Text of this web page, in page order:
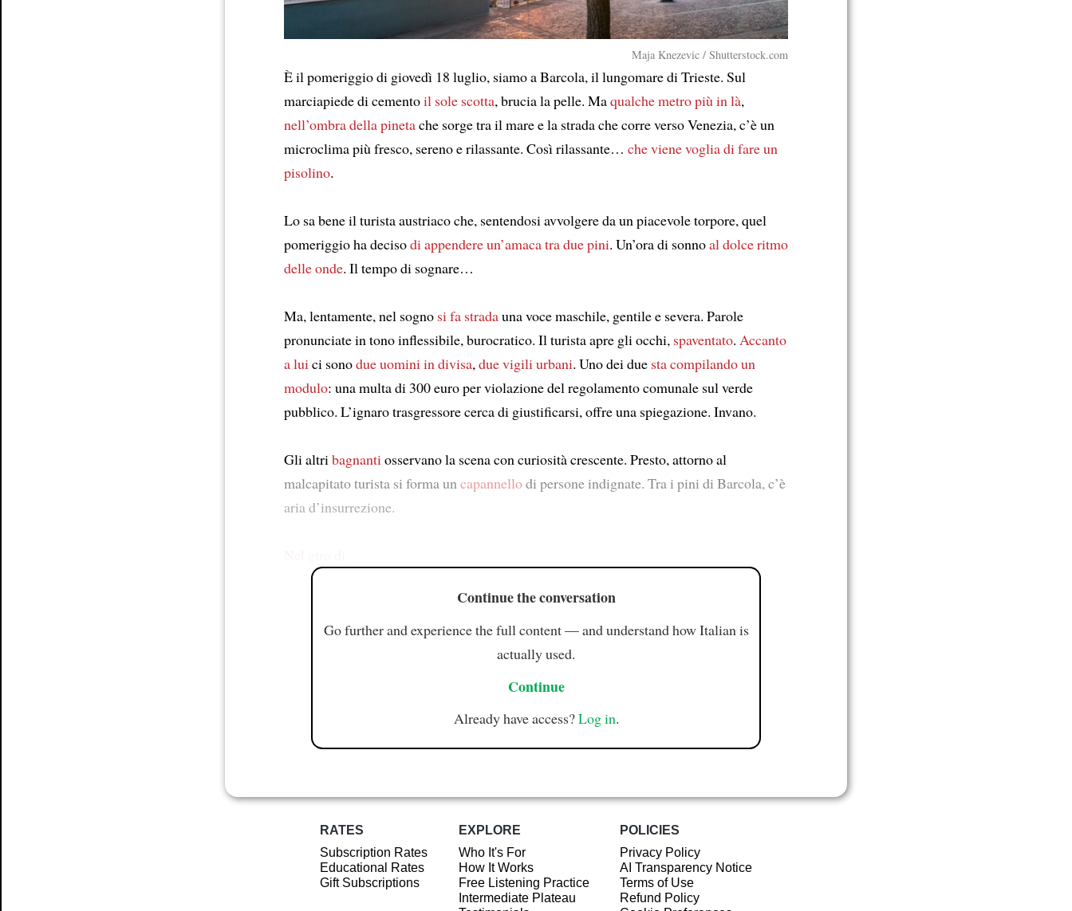
Maja Knezevic / Shutterstock.com
È il pomeriggio di giovedì 18 luglio, siamo a Barcola, il lungomare di Trieste. Sul
marciapiede di cementoil sole scotta, brucia la pelle. Maqualche metro più in là,
nell’ombradella pinetache sorge tra il mare e la strada che corre verso Venezia, c’è un
microclima più fresco, sereno e rilassante. Così rilassante… che viene voglia di fare un
pisolino.
Lo sa bene il turista austriaco che, sentendosi avvolgere da un piacevole torpore, quel
pomeriggio ha decisodi appendere un’amaca tra due pini. Un’ora di sonnoal dolce ritmo
delle onde. Il tempo di sognare…
Ma, lentamente, nel sogno si fa stradauna voce maschile, gentile e severa. Parole
pronunciate in tono inflessibile, burocratico. Il turista apre gli occhi, spaventato. Accanto
a lui ci sonodue uomini in divisa, due vigili urbani. Uno dei due sta compilando un
modulo: una multa di 300 euro per violazione del regolamento comunale sul verde
pubblico. L’ignaro trasgressore cerca di giustificarsi, offre una spiegazione. Invano.
Gli altri bagnanti osservano la scena con curiosità crescente. Presto, attorno al
malcapitato turista si forma un capannellodi persone indignate. Tra i pini di Barcola, c’è
aria d’insurrezione.
Continue the conversation
Go further and experience the full content — and understand how Italian is
actually used.
Continue
Already have access?Log in.
RATES
Subscription Rates
Educational Rates
Gift Subscriptions
EXPLORE
Who It's For
How It Works
Free Listening Practice
Intermediate Plateau
POLICIES
Privacy Policy
AI Transparency Notice
Terms of Use
Refund Policy